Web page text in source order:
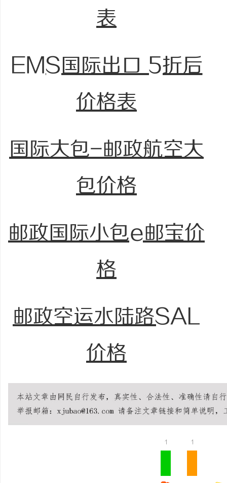
表
EMS国际出口 5折后
价格表
国际大包-邮政航空大
包价格
邮政国际小包e邮宝价
格
邮政空运水陆路SAL
价格
1 1